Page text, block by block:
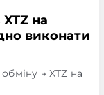
на
виконати
→ XTZ на